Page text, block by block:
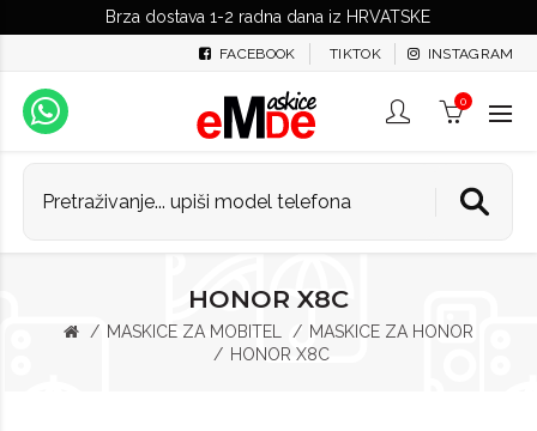
Brza dostava 1-2 radna dana iz HRVATSKE
FACEBOOK TIKTOK INSTAGRAM
0
HONOR X8C
MASKICE ZA MOBITEL
MASKICE ZA HONOR
HONOR X8C